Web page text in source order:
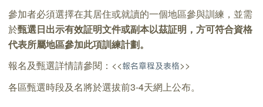
參加者必須選擇在其居住或就讀的一個地區參與訓練，並需
於甄選日出示有效証明文件或副本以茲証明，方可符合資格
代表所屬地區參加此項訓練計劃。
報名及甄選詳情請參閱：<<報名章程及表格>>
各區甄選時段及名將於選拔前3-4天網上公布。